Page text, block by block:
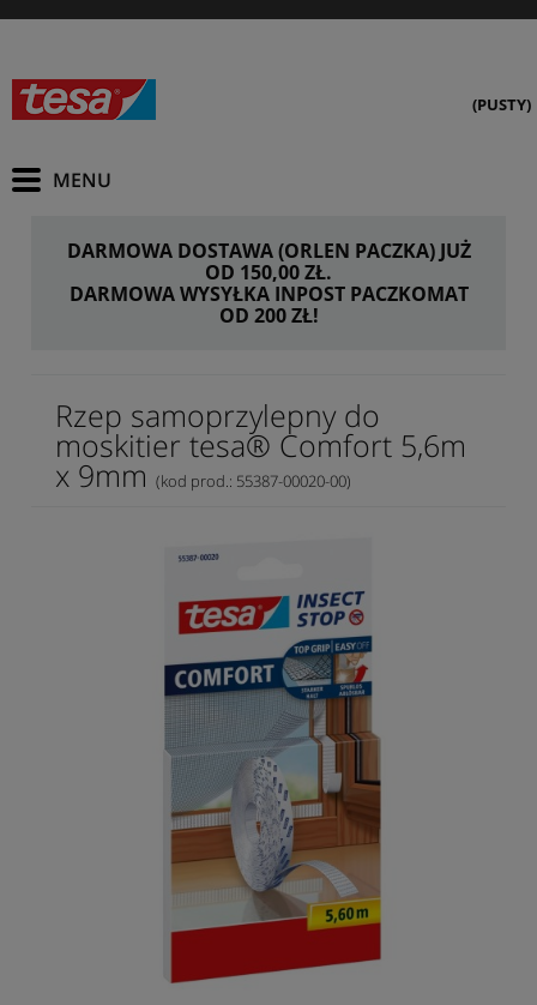
(PUSTY)
DARMOWA DOSTAWA (ORLEN PACZKA) JUŻ
OD 150,00 ZŁ.
DARMOWA WYSYŁKA INPOST PACZKOMAT
OD 200 ZŁ!
Rzep samoprzylepny do
moskitier tesa® Comfort 5,6m
x 9mm (kod prod.: 55387-00020-00)